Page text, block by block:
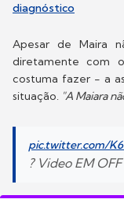
diagnóstico
Apesar de Maira
diretamente com
costuma fazer - a
situação. "A Maiara
pic.twitter.com/
? Video EM